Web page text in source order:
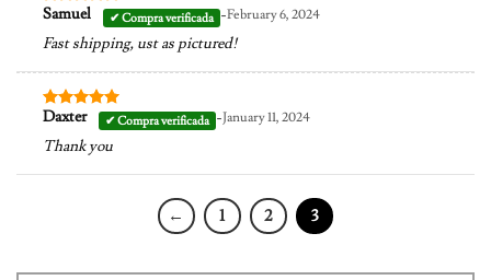
Valorado en
Samuel -February 6, 2024
Fast shipping, ust as pictured!
Valorado en
Daxter -January 11, 2024
Thank you
← 1 2 3